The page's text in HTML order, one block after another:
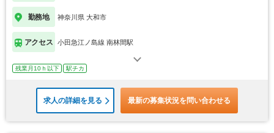
勤務地 神奈川県 大和市
アクセス 小田急江ノ島線 南林間駅
残業月10ｈ以下 駅チカ
求人の詳細を見る 最新の募集状況を問い合わせる